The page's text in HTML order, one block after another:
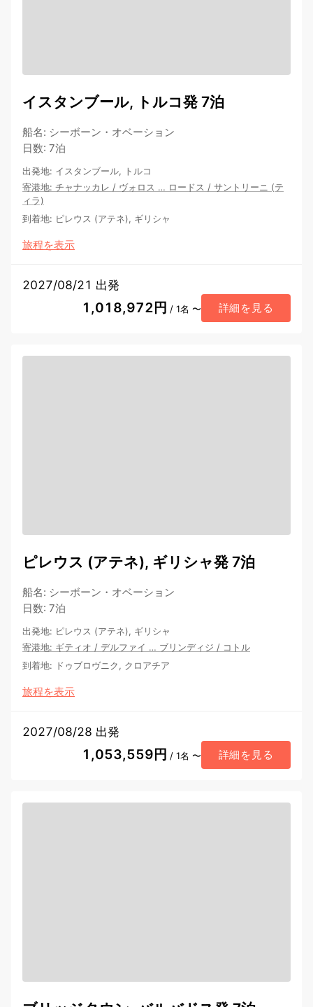
イスタンブール, トルコ発 7泊
船名: シーボーン・オベーション
日数: 7泊
出発地: イスタンブール, トルコ
寄港地: チャナッカレ / ヴォロス … ロードス / サントリーニ (テ
ィラ)
到着地: ピレウス (アテネ), ギリシャ
旅程を表示
2027/08/21 出発
1,018,972円 / 1名 〜 詳細を見る
ピレウス (アテネ), ギリシャ発 7泊
船名: シーボーン・オベーション
日数: 7泊
出発地: ピレウス (アテネ), ギリシャ
寄港地: ギティオ / デルファイ … ブリンディジ / コトル
到着地: ドゥブロヴニク, クロアチア
旅程を表示
2027/08/28 出発
1,053,559円 / 1名 〜 詳細を見る